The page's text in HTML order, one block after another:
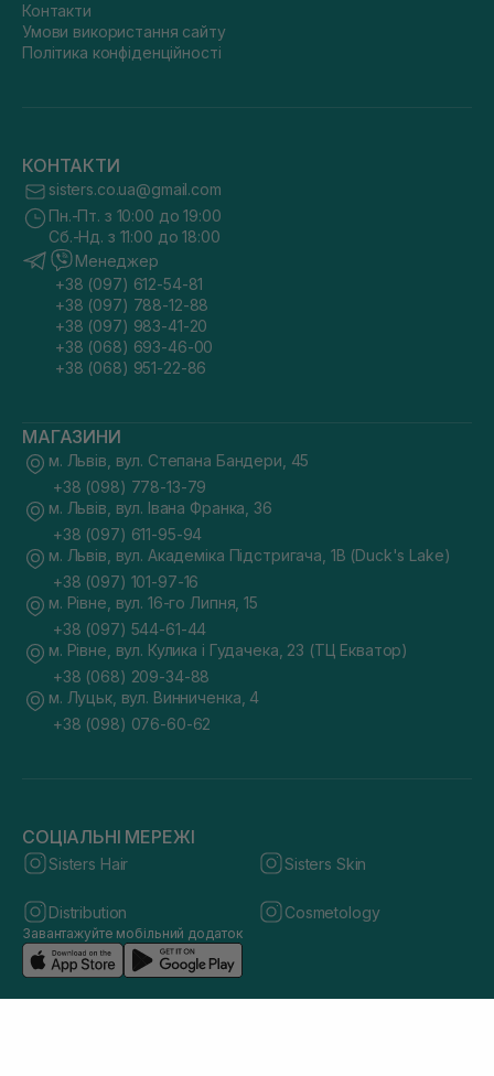
Контакти
Умови використання сайту
Політика конфіденційності
КОНТАКТИ
sisters.co.ua@gmail.com
Пн.-Пт. з 10:00 до 19:00
Сб.-Нд. з 11:00 до 18:00
Менеджер
+38 (097) 612-54-81
+38 (097) 788-12-88
+38 (097) 983-41-20
+38 (068) 693-46-00
+38 (068) 951-22-86
МАГАЗИНИ
м. Львів, вул. Степана Бандери, 45
+38 (098) 778-13-79
м. Львів, вул. Івана Франка, 36
+38 (097) 611-95-94
м. Львів, вул. Академіка Підстригача, 1В (Duck's Lake)
+38 (097) 101-97-16
м. Рівне, вул. 16-го Липня, 15
+38 (097) 544-61-44
м. Рівне, вул. Кулика і Гудачека, 23 (ТЦ Екватор)
+38 (068) 209-34-88
м. Луцьк, вул. Винниченка, 4
+38 (098) 076-60-62
СОЦІАЛЬНІ МЕРЕЖІ
Sisters Hair Sisters Skin
Distribution Cosmetology
Завантажуйте мобільний додаток